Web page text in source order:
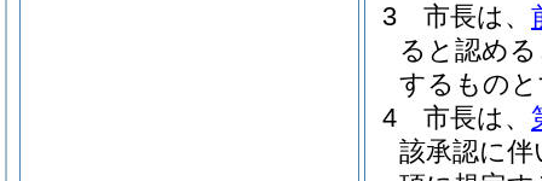
3
市長は、
ると認め
するもの
4
市長は、
該承認に伴